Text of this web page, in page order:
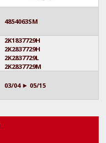
4854063SM
2K1837729H
2K2837729H
2K2837729L
2K2837729M
03/04 ► 05/15